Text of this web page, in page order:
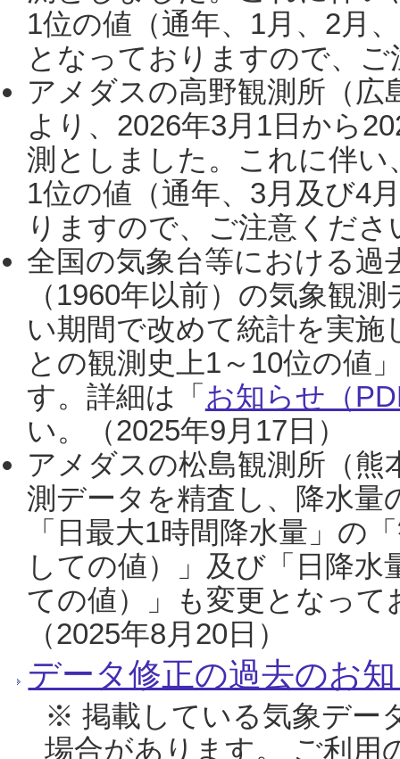
1位の値（通年、1月、2月
となっておりますので、
アメダスの高野観測所（
より、2026年3月1日から
測としました。これに伴い
1位の値（通年、3月及び4
りますので、ご注意くだ
全国の気象台等における過
（1960年以前）の気象観
い期間で改めて統計を実
との観測史上1～10位の値
す。詳細は「 お知らせ（
い。（2025年9月17日）
アメダスの松島観測所（熊
測データを精査し、降水
「日最大1時間降水量」の
しての値）」及び「日降
ての値）」も変更となっ
（2025年8月20日）
データ修正の過去のお
※ 掲載している気象デー
場合があります。 ご利用